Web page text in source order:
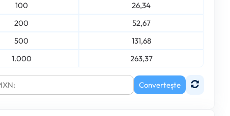
100
26,34
200
52,67
500
131,68
1.000
263,37
Convertește